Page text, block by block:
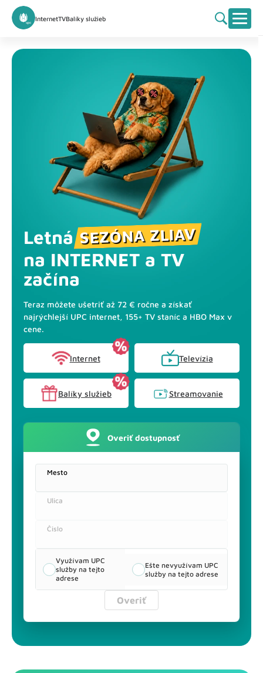
InternetTVBalíky služieb
Letná SEZÓNA ZLIAV
na INTERNET a TV
začína
Teraz môžete ušetriť až 72 € ročne a získať
najrýchlejší UPC internet, 155+ TV staníc a HBO Max v
cene.
Internet Televízia
Balíky služieb Streamovanie
Overiť dostupnosť
Dostupné služby na adrese:
Internet
až do Mbit/s
Televízia Internet + TV
Mesto
Ulica
Čislo
Využívam UPC
služby na tejto
adrese
Ešte nevyužívam UPC
služby na tejto adrese
Overiť